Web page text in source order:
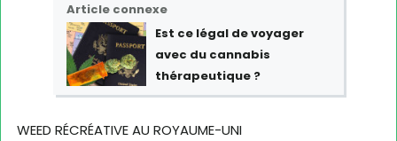
Article connexe
Est ce légal de voyager
avec du cannabis
thérapeutique ?
WEED RÉCRÉATIVE AU ROYAUME-UNI